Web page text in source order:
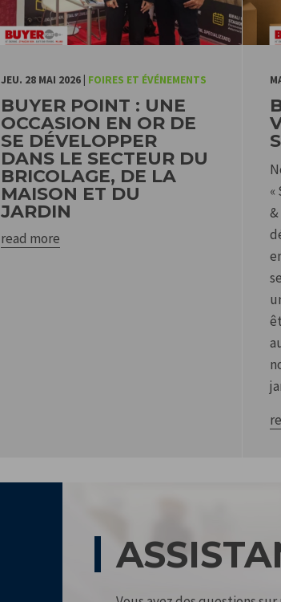
JEU. 28 MAI 2026 FOIRES ET ÉVÉNEMENTS
BUYER POINT : UNE
OCCASION EN OR DE
SE DÉVELOPPER
DANS LE SECTEUR DU
BRICOLAGE, DE LA
MAISON ET DU
JARDIN
read more
«